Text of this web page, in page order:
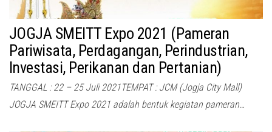
JOGJA SMEITT Expo 2021 (Pameran
Pariwisata, Perdagangan, Perindustrian,
Investasi, Perikanan dan Pertanian)
TANGGAL : 22 – 25 Juli 2021TEMPAT : JCM (Jogja City Mall)
JOGJA SMEITT Expo 2021 adalah bentuk kegiatan pameran…